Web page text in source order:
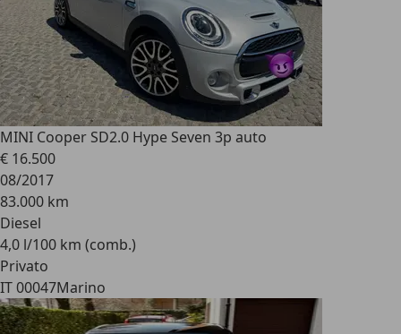
MINI Cooper SD2.0 Hype Seven 3p auto
€ 16.500
08/2017
83.000 km
Diesel
4,0 l/100 km (comb.)
Privato
IT 00047Marino